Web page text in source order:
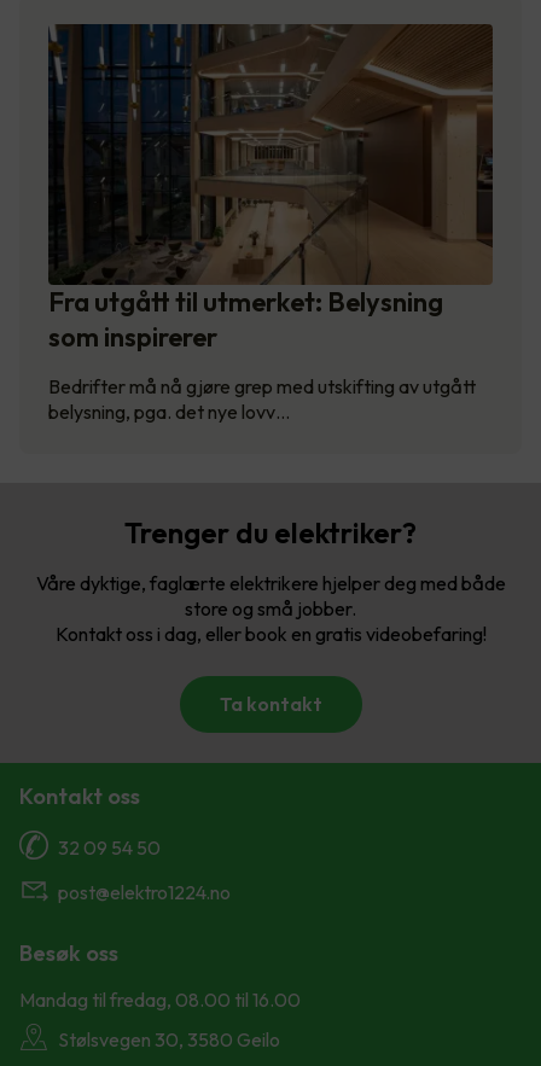
Fra utgått til utmerket: Belysning
som inspirerer
Bedrifter må nå gjøre grep med utskifting av utgått
belysning, pga. det nye lovv…
Trenger du elektriker?
Våre dyktige, faglærte elektrikere hjelper deg med både
store og små jobber.
Kontakt oss i dag, eller book en gratis videobefaring!
Ta kontakt
Kontakt oss
32 09 54 50
post@elektro1224.no
Besøk oss
Mandag til fredag, 08.00 til 16.00
Stølsvegen 30, 3580 Geilo